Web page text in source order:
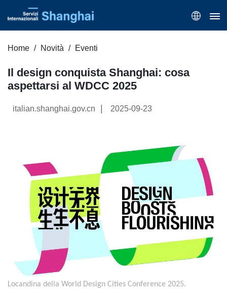
Home Novità Eventi
Il design conquista Shanghai: cosa
aspettarsi al WDCC 2025
italian.shanghai.gov.cn | 2025-09-23
Locandina della World Design Cities Conference 2025.